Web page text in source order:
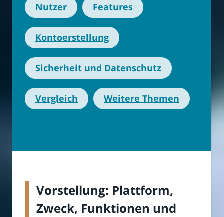
Nutzer Features
Kontoerstellung
Sicherheit und Datenschutz
Vergleich Weitere Themen
Vorstellung: Plattform,
Zweck, Funktionen und